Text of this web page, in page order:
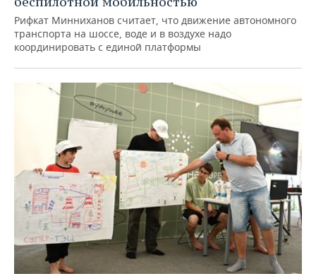
Рифкат Минниханов считает, что движение автономного
транспорта на шоссе, воде и в воздухе надо
координировать с единой платформы